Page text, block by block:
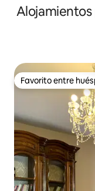
Alojamientos
Favorito entre
Favorito entre